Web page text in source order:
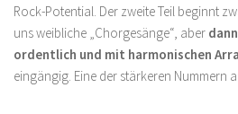
Rock-Potential. Der zweite Teil beginnt
uns weibliche „Chorgesänge“, aber
ordentlich und mit harmonischen
eingängig. Eine der stärkeren Nummern